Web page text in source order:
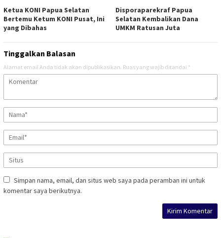
Ketua KONI Papua Selatan
Bertemu Ketum KONI Pusat, Ini
yang Dibahas
Disporaparekraf Papua
Selatan Kembalikan Dana
UMKM Ratusan Juta
Tinggalkan Balasan
Alamat email Anda tidak akan dipublikasikan. Ruas yang wajib ditandai *
Simpan nama, email, dan situs web saya pada peramban ini untuk
komentar saya berikutnya.